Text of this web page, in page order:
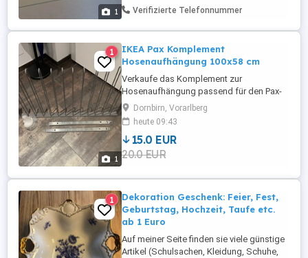
1
Selbstabholung in Dornbirn.
Verifizierte Telefonnummer
1
1
IKEA Pax Komplement
Hosenaufhängung 100x58 cm
Verkaufe das Komplement zur
Hosenaufhängung passend für den Pax-
Schrank 100x58 cm Tier- und rauchfreier
Haushalt, Privatverkauf
Dornbirn, Vorarlberg
heute 09:43
15.0 EUR
20.0 EUR
1
Dekoration Geschenk: Feier, Fest,
Geburtstag, Hochzeit, Taufe etc.
ab 1 Euro
Auf meiner Seite finden sie viele günstige
Artikel (Schulsachen, Kleidung, Schuhe,